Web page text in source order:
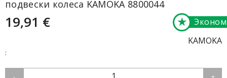
подвески колеса KAMOKA 8800044
19,91 € Эконом
★
KAMOKA
: